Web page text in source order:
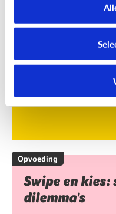
Opvoeding
Swipe en kies:
dilemma's